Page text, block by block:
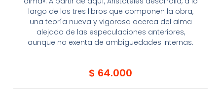
largo de los tres libros que componen la obra,
una teoría nueva y vigorosa acerca del alma
alejada de las especulaciones anteriores,
aunque no exenta de ambiguedades internas.
$ 64.000